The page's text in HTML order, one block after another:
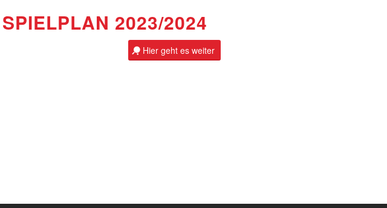
SPIELPLAN 2023/2024
Hier geht es weiter